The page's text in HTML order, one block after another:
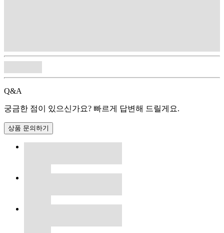
Q&A
궁금한 점이 있으신가요? 빠르게 답변해 드릴게요.
상품 문의하기